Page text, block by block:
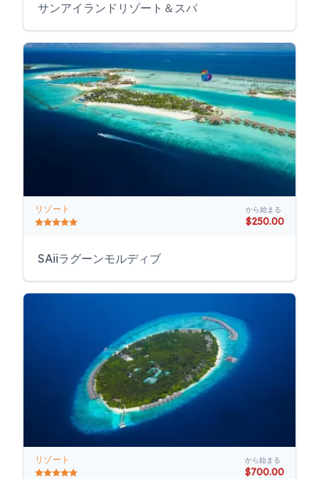
サンアイランドリゾート＆スパ
リゾート から始まる
$250.00
SAiiラグーンモルディブ
リゾート から始まる
$700.00